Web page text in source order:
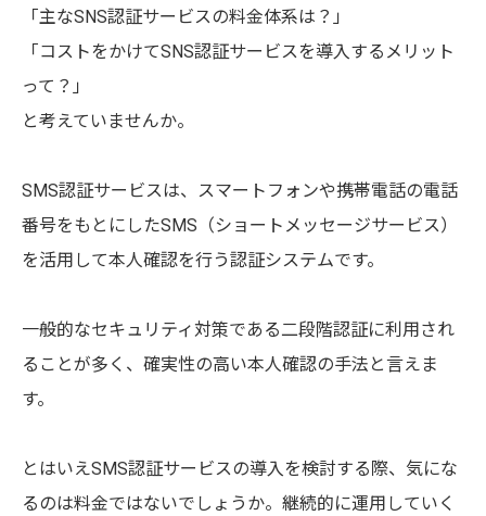
「主なSNS認証サービスの料金体系は？」
「コストをかけてSNS認証サービスを導入するメリット
って？」
と考えていませんか。
SMS認証サービスは、スマートフォンや携帯電話の電話
番号をもとにしたSMS（ショートメッセージサービス）
を活用して本人確認を行う認証システムです。
一般的なセキュリティ対策である二段階認証に利用され
ることが多く、確実性の高い本人確認の手法と言えま
す。
とはいえSMS認証サービスの導入を検討する際、気にな
るのは料金ではないでしょうか。継続的に運用していく